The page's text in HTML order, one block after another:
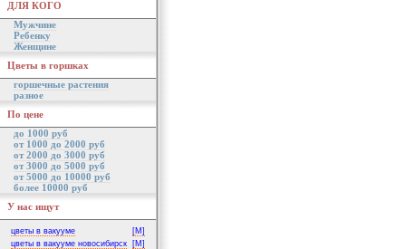
ДЛЯ КОГО
Мужчине
Ребенку
Женщине
Цветы в горшках
горшечные растения
разное
По цене
до 1000 руб
от 1000 до 2000 руб
от 2000 до 3000 руб
от 3000 до 5000 руб
от 5000 до 10000 руб
более 10000 руб
У нас ищут
цветы в вакууме
[M]
цветы в вакууме новосибирск
[M]